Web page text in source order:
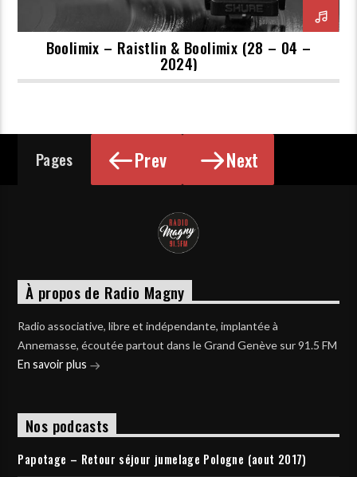
Boolimix – Raistlin & Boolimix (28 – 04 –
2024)
Pages Prev Next
À propos de Radio Magny
Radio associative, libre et indépendante, implantée à
Annemasse, écoutée partout dans le Grand Genève sur 91.5 FM
En savoir plus
Nos podcasts
Papotage – Retour séjour jumelage Pologne (aout 2017)